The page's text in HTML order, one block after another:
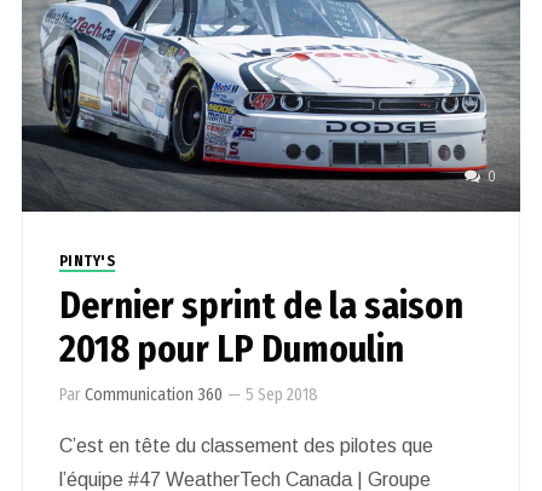
0
PINTY'S
Dernier sprint de la saison
2018 pour LP Dumoulin
ParCommunication 360 — 5 Sep 2018
C’est en tête du classement des pilotes que
l’équipe #47 WeatherTech Canada | Groupe